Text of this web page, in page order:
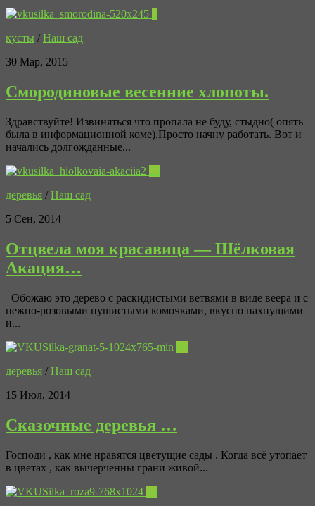
3
кусты /Наш сад
30 Мар, 2015
Смородиновые весенние хлопоты.
Здравствуйте! Извиняться что пропала не буду, стыдно( опять
была в информационной коме).Просто начну работать. Вот и
начались долгожданные...
22
деревья /Наш сад
5 Сен, 2014
Отцвела моя красавица — Шёлковая
Акация…
Обожаю это дерево с раскидистыми ветвями в виде веера и с
нежно-розовыми пушистыми комочками, вкусно пахнущими
и...
49
деревья /Наш сад
15 Июл, 2014
Сказочные деревья …
Господи , как мне нравятся цветущие сады . Когда всё утопает
в цветах , как вычерченны грани живой...
44